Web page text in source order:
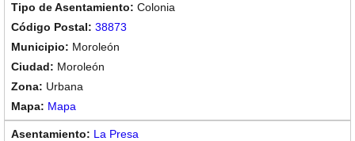
Colonia
38873
Moroleón
Moroleón
Urbana
Mapa
La Presa